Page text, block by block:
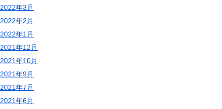
2022年3月
2022年2月
2022年1月
2021年12月
2021年10月
2021年9月
2021年7月
2021年6月